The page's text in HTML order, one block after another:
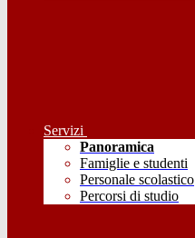
Servizi
Panoramica
Famiglie e studenti
Personale scolastico
Percorsi di studio